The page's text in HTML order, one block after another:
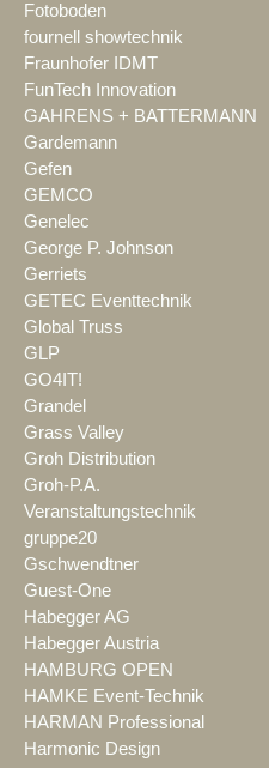
Fotoboden
fournell showtechnik
Fraunhofer IDMT
FunTech Innovation
GAHRENS + BATTERMANN
Gardemann
Gefen
GEMCO
Genelec
George P. Johnson
Gerriets
GETEC Eventtechnik
Global Truss
GLP
GO4IT!
Grandel
Grass Valley
Groh Distribution
Groh-P.A.
Veranstaltungstechnik
gruppe20
Gschwendtner
Guest-One
Habegger AG
Habegger Austria
HAMBURG OPEN
HAMKE Event-Technik
HARMAN Professional
Harmonic Design